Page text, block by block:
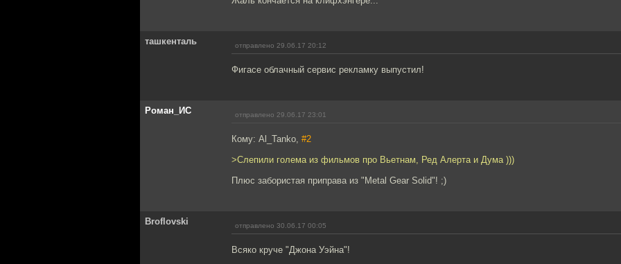
ташкенталь отправлено 29.06.17 20:12
Фигасе облачный сервис рекламку выпустил!
Роман_ИС отправлено 29.06.17 23:01
Кому: Al_Tanko, #2
>Слепили голема из фильмов про Вьетнам, Ред Алерта и Дума )))
Плюс забористая приправа из "Metal Gear Solid"! ;)
Broflovski отправлено 30.06.17 00:05
Всяко круче "Джона Уэйна"!